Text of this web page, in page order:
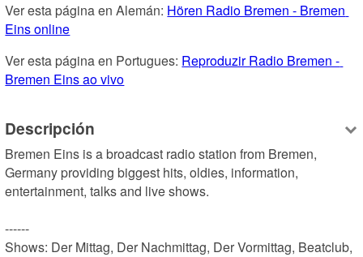
Ver esta página en Alemán: Hören Radio Bremen - Bremen
Eins online
Ver esta página en Portugues: Reproduzir Radio Bremen -
Bremen Eins ao vivo
Descripción
Bremen Eins is a broadcast radio station from Bremen,
Germany providing biggest hits, oldies, information,
entertainment, talks and live shows.
------
Shows: Der Mittag, Der Nachmittag, Der Vormittag, Beatclub,